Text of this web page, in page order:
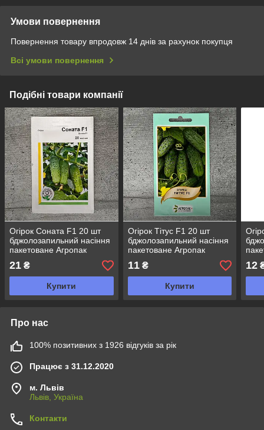
Умови повернення
Повернення товару впродовж 14 днів за рахунок покупця
Всі умови повернення
Подібні товари компанії
Огірок Соната F1 20 шт
бджолозапильний насіння
пакетоване Агропак
21 ₴
Купити
Огірок Тітус F1 20 шт
бджолозапильний насіння
пакетоване Агропак
11₴
Купити
12
Про нас
100% позитивних з 1926 відгуків за рік
Працює з 31.12.2020
м. Львів
Львів, Україна
Контакти